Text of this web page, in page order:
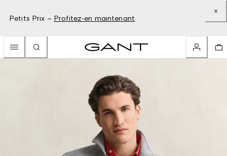
Petits Prix – Profitez-en maintenant